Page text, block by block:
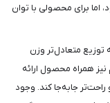
برای محصولی با توان
متعادل‌تر وزن
همراه محصول ارائه
راحت‌تر جابه‌جا کند. وجود